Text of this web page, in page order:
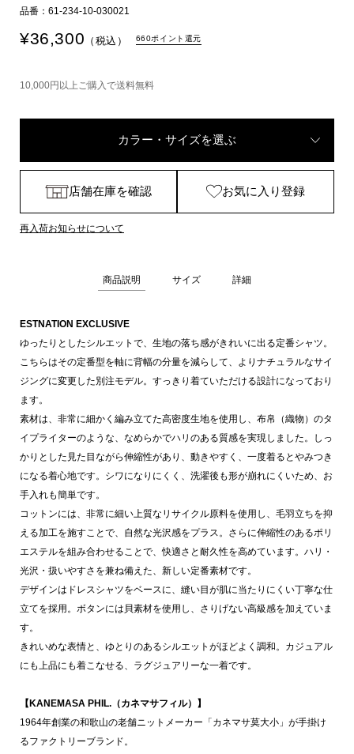
品番：61-234-10-030021
¥36,300 （税込） 660ポイント還元
10,000円以上ご購入で送料無料
カラー・サイズを選ぶ
店舗在庫を確認 お気に入り登録
再入荷お知らせについて
商品説明 サイズ 詳細
ESTNATION EXCLUSIVE
ゆったりとしたシルエットで、生地の落ち感がきれいに出る定番シャツ。
こちらはその定番型を軸に背幅の分量を減らして、よりナチュラルなサイ
ジングに変更した別注モデル。すっきり着ていただける設計になっており
ます。
素材は、非常に細かく編み立てた高密度生地を使用し、布帛（織物）のタ
イプライターのような、なめらかでハリのある質感を実現しました。しっ
かりとした見た目ながら伸縮性があり、動きやすく、一度着るとやみつき
になる着心地です。シワになりにくく、洗濯後も形が崩れにくいため、お
手入れも簡単です。
コットンには、非常に細い上質なリサイクル原料を使用し、毛羽立ちを抑
える加工を施すことで、自然な光沢感をプラス。さらに伸縮性のあるポリ
エステルを組み合わせることで、快適さと耐久性を高めています。ハリ・
光沢・扱いやすさを兼ね備えた、新しい定番素材です。
デザインはドレスシャツをベースに、縫い目が肌に当たりにくい丁寧な仕
立てを採用。ボタンには貝素材を使用し、さりげない高級感を加えていま
す。
きれいめな表情と、ゆとりのあるシルエットがほどよく調和。カジュアル
にも上品にも着こなせる、ラグジュアリーな一着です。
【KANEMASA PHIL.（カネマサフィル）】
1964年創業の和歌山の老舗ニットメーカー「カネマサ莫大小」が手掛け
るファクトリーブランド。